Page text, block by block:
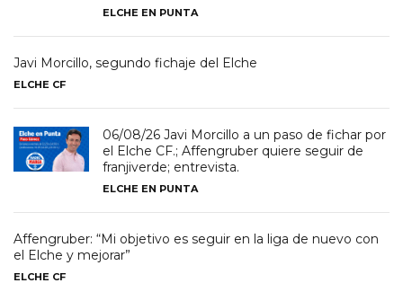
ELCHE EN PUNTA
Javi Morcillo, segundo fichaje del Elche
ELCHE CF
06/08/26 Javi Morcillo a un paso de fichar por
el Elche CF.; Affengruber quiere seguir de
franjiverde; entrevista.
ELCHE EN PUNTA
Affengruber: “Mi objetivo es seguir en la liga de nuevo con
el Elche y mejorar”
ELCHE CF